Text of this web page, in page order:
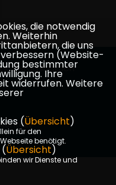
Kreistagsfraktion
Kontakt
die notwendig
Weiterhin
die uns
(Website-
bestimmter
Ihre
widerrufen. Weitere
(Übersicht)
für den
benötigt.
Übersicht)
wir Dienste und